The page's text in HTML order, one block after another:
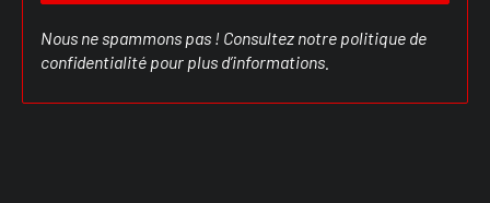
Nous ne spammons pas ! Consultez notre politique de
confidentialité pour plus d’informations.